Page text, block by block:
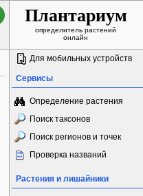
Плантариум
определитель растений
онлайн
Для мобильных устройств
Сервисы
Определение растения
Поиск таксонов
Поиск регионов и точек
Проверка названий
Растения и лишайники